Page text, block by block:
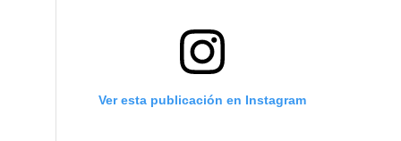
Ver esta publicación en Instagram